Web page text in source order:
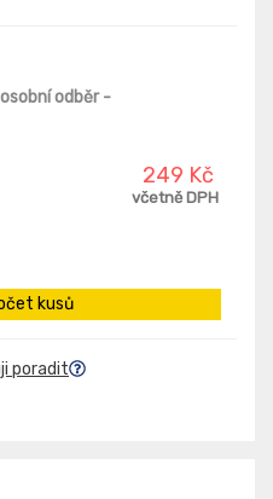
odběr-
249 Kč
včetně DPH
kusů
poradit